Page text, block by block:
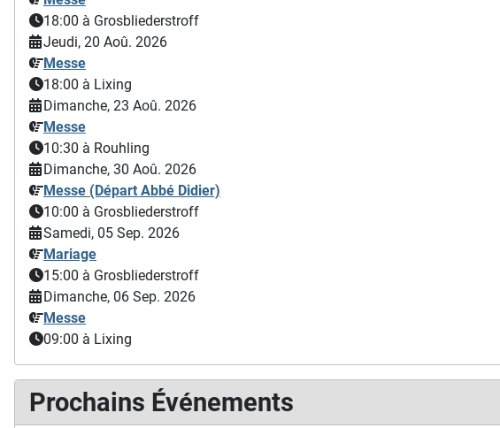
18:00 à Grosbliederstroff
Jeudi, 20 Aoû. 2026
Messe
18:00 à Lixing
Dimanche, 23 Aoû. 2026
Messe
10:30 à Rouhling
Dimanche, 30 Aoû. 2026
Messe (Départ Abbé Didier)
10:00 à Grosbliederstroff
Samedi, 05 Sep. 2026
Mariage
15:00 à Grosbliederstroff
Dimanche, 06 Sep. 2026
Messe
09:00 à Lixing
Prochains Événements